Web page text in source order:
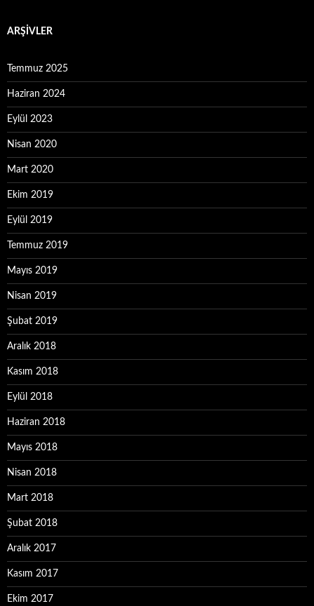
ARŞIVLER
Temmuz 2025
Haziran 2024
Eylül 2023
Nisan 2020
Mart 2020
Ekim 2019
Eylül 2019
Temmuz 2019
Mayıs 2019
Nisan 2019
Şubat 2019
Aralık 2018
Kasım 2018
Eylül 2018
Haziran 2018
Mayıs 2018
Nisan 2018
Mart 2018
Şubat 2018
Aralık 2017
Kasım 2017
Ekim 2017